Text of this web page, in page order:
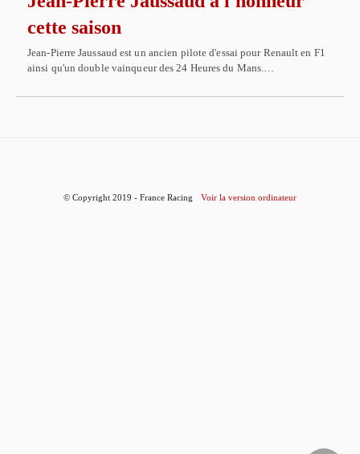
cette saison
Jean-Pierre Jaussaud est un ancien pilote d'essai pour Renault en F1
ainsi qu'un double vainqueur des 24 Heures du Mans.…
© Copyright 2019 - France Racing Voir la version ordinateur